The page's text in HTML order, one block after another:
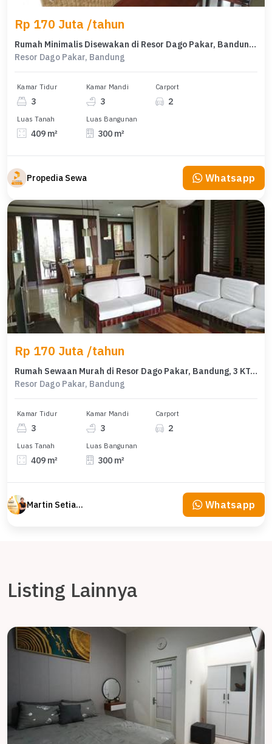
Rp 170 Juta /tahun
Rumah Minimalis Disewakan di Resor Dago Pakar, Bandung, Harga Ekonomis
Resor Dago Pakar, Bandung
Kamar Tidur
3
Kamar Mandi
3
Carport
2
Luas Tanah
409 m²
Luas Bangunan
300 m²
Propedia Sewa Whatsapp
Rp 170 Juta /tahun
Rumah Sewaan Murah di Resor Dago Pakar, Bandung, 3 KT, Harga 170 Juta /tahun
Resor Dago Pakar, Bandung
Kamar Tidur
3
Kamar Mandi
3
Carport
2
Luas Tanah
409 m²
Luas Bangunan
300 m²
Martin Setiawan Tjandra Whatsapp
Listing Lainnya